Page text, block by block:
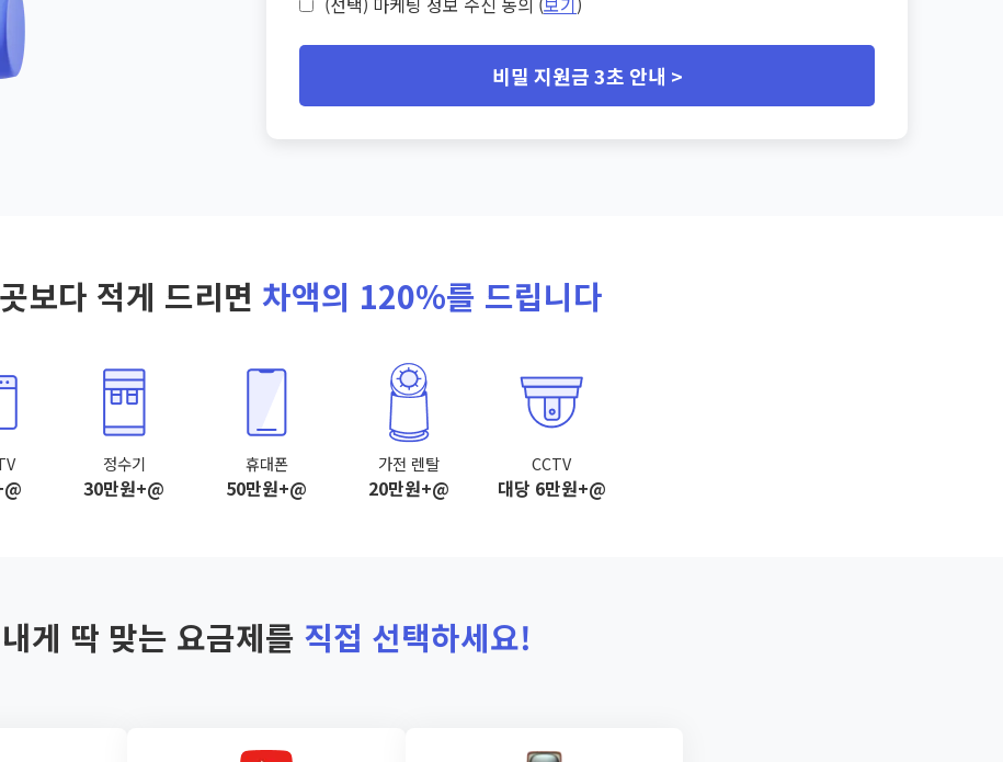
비밀 지원금 3초 안내 >
보다 적게 드리면 차액의 120%를 드립니다
정수기
30만원+@
휴대폰
50만원+@
가전 렌탈
20만원+@
CCTV
대당 6만원+@
내게 딱 맞는 요금제를 직접 선택하세요!